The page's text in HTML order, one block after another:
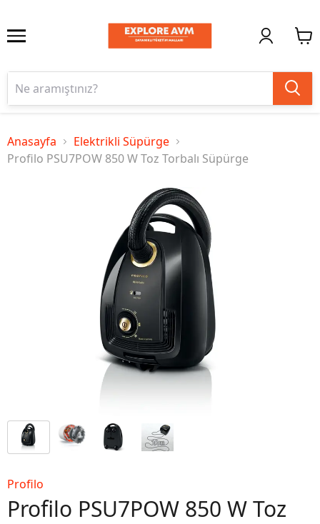
Anasayfa
Elektrikli Süpürge
Profilo PSU7POW 850 W Toz Torbalı Süpürge
Profilo
Profilo PSU7POW 850 W Toz